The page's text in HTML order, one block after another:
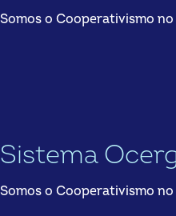
Somos o Cooperativismo
Sistema
Somos o Cooperativismo